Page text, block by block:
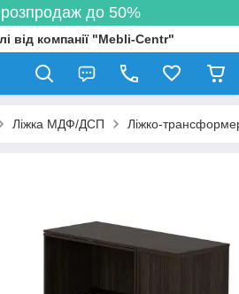
розпродаж до 50%
від компанії "Mebli-Centr"
Ліжка МДФ/ДСП Ліжко-